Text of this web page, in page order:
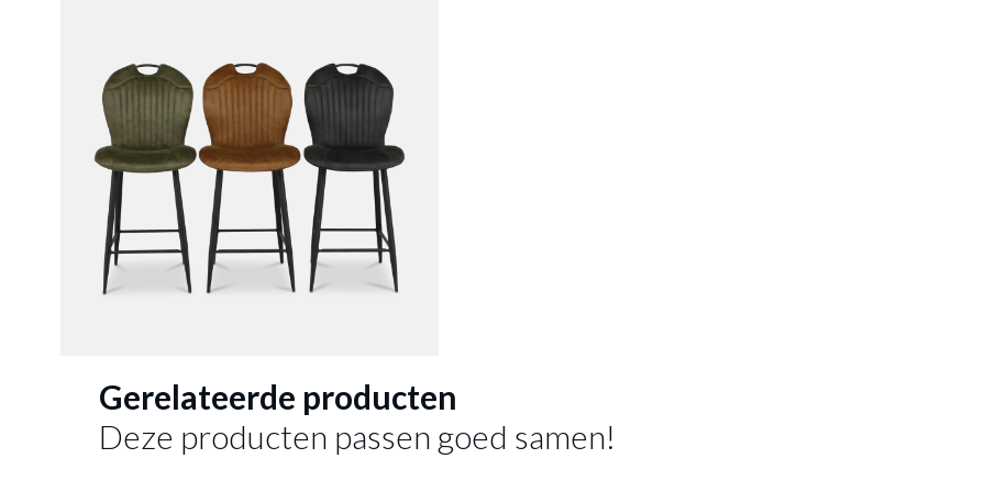
Gerelateerde producten
Deze producten passen goed samen!